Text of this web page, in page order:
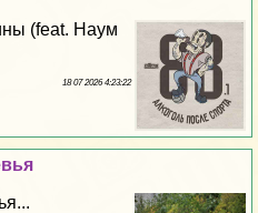
(feat. Наум
18 07 2026 4:23:22